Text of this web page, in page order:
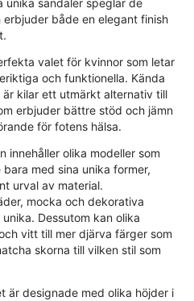
unika sandaler speglar de
både en elegant finish
valet för kvinnor som letar
och funktionella. Kända
kilar ett utmärkt alternativ till
erbjuder bättre stöd och jämn
för fotens hälsa.
innehåller olika modeller som
med sina unika former,
urval av material.
mocka och dekorativa
Dessutom kan olika
vitt till mer djärva färger som
skorna till vilken stil som
är designade med olika höjder i